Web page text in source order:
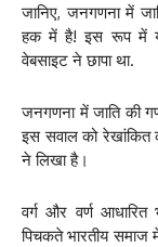
जानिए, जनगणना में
हक में है! इस रूप में
वेबसाइट ने छापा था.
जनगणना में जाति की
इस सवाल‌ को‌
ने लिखा है।
वर्ग और वर्ण आधारित
पिचकते भारतीय समाज